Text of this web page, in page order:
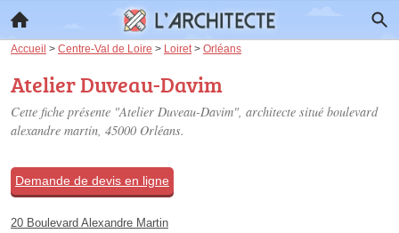
Accueil > Centre-Val de Loire > Loiret > Orléans
Atelier Duveau-Davim
Cette fiche présente "Atelier Duveau-Davim", architecte situé boulevard
alexandre martin, 45000 Orléans.
Demande de devis en ligne
20 Boulevard Alexandre Martin